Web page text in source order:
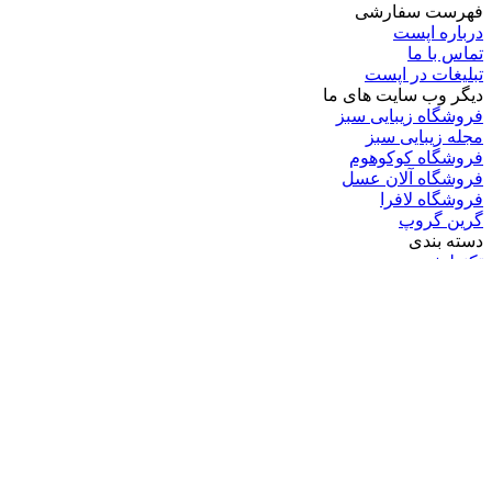
فهرست سفارشی
درباره اپست
تماس با ما
تبلیغات در اپست
دیگر وب سایت های ما
فروشگاه زیبایی سبز
مجله زیبایی سبز
فروشگاه کوکوهوم
فروشگاه آلان عسل
فروشگاه لافرا
گرین گروپ
دسته بندی
تکنولوژی